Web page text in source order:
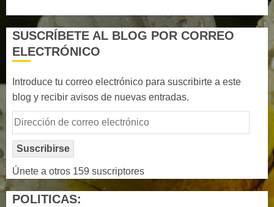
SUSCRÍBETE AL BLOG POR CORREO
ELECTRÓNICO
Introduce tu correo electrónico para suscribirte a este
blog y recibir avisos de nuevas entradas.
Dirección
de
correo
electrónico
Suscribirse
Únete a otros 159 suscriptores
POLITICAS: